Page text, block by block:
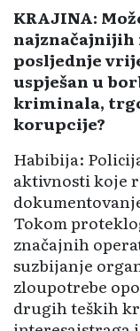
KRAJINA:
najznačajnijih
posljednje
uspješan u
kriminala,
korupcije?
Habibija:
aktivnosti koje
To­kom
značajnih
suzbijanje
zloupotrebe
drugih teških